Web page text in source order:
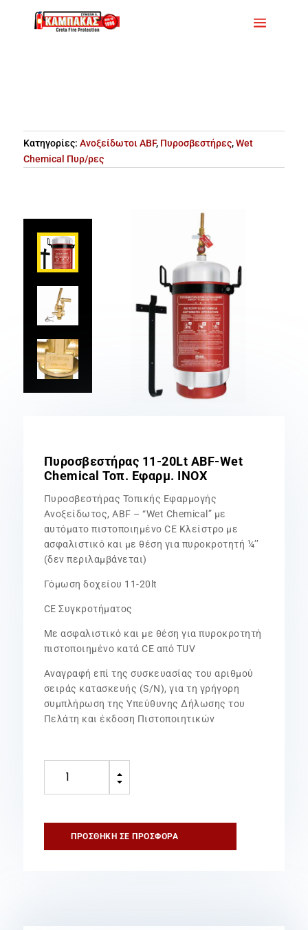
Κατηγορίες: Ανοξείδωτοι ABF, Πυροσβεστήρες,Wet
Chemical Πυρ/ρες
Πυροσβεστήρας 11-20Lt ABF-Wet
Chemical Τοπ. Εφαρμ. INOX
Πυροσβεστήρας Τοπικής Εφαρμογής
Ανοξείδωτος, ABF – “Wet Chemical” με
αυτόματο πιστοποιημένο CE Κλείστρο με
ασφαλιστικό και με θέση για πυροκροτητή ¼’’
(δεν περιλαμβάνεται)
Γόμωση δοχείου 11-20lt
CE Συγκροτήματος
Με ασφαλιστικό και με θέση για πυροκροτητή
πιστοποιημένο κατά CE από TUV
Aναγραφή επί της συσκευασίας του αριθμού
σειράς κατασκευής (S/N), για τη γρήγορη
συμπλήρωση της Υπεύθυνης Δήλωσης του
Πελάτη και έκδοση Πιστοποιητικών
B
C
ΠΡΟΣΘΉΚΗ ΣΕ ΠΡΟΣΦΟΡΆ